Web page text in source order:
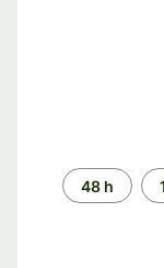
Time
period
48 h